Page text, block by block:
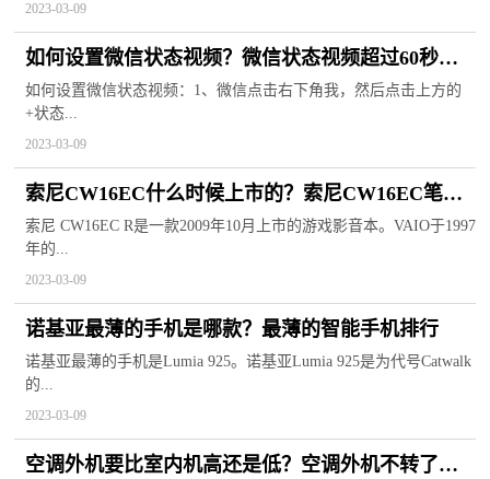
2023-03-09
如何设置微信状态视频？微信状态视频超过60秒的
怎么发？
如何设置微信状态视频：1、微信点击右下角我，然后点击上方的
+状态...
2023-03-09
索尼CW16EC什么时候上市的？索尼CW16EC笔记
本电脑参数
索尼 CW16EC R是一款2009年10月上市的游戏影音本。VAIO于1997
年的...
2023-03-09
诺基亚最薄的手机是哪款？最薄的智能手机排行
诺基亚最薄的手机是Lumia 925。诺基亚Lumia 925是为代号Catwalk
的...
2023-03-09
空调外机要比室内机高还是低？空调外机不转了怎